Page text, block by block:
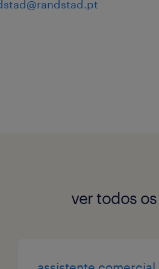
ver todos